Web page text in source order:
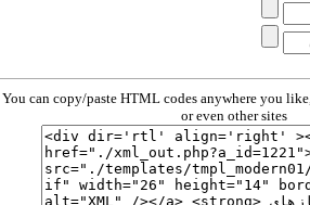
You can copy/paste HTML codes anywhere you
or even other sites